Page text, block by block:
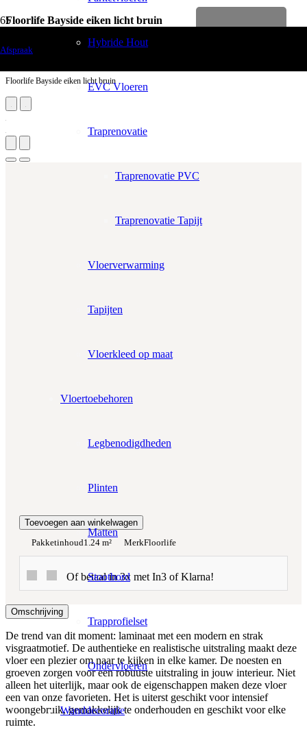
Afspraak
Hybride Hout
EVC Vloeren
Traprenovatie
Traprenovatie PVC
Traprenovatie Tapijt
Vloerverwarming
Tapijten
Vloerkleed op maat
Vloertoebehoren
Legbenodigdheden
Plinten
Matten
Stootbord
Trapprofielset
Ondervloeren
Wanddecoratie
Floorlife Bayside eiken licht bruin
Floorlife Bayside eiken licht bruin
Wil je ook bijpassende plakplinten erbij?
Werkelijke m²:
Toevoegen aan winkelwagen
Pakketinhoud1.24 m² MerkFloorlife
Of betaal in 3x met In3 of Klarna!
Omschrijving
De trend van dit moment: laminaat met een modern en strak
visgraatmotief. De authentieke en realistische uitstraling maakt deze
vloer een plezier om naar te kijken in elke kamer. De noesten en
groeven zorgen voor een robuuste uitstraling in jouw interieur. Niet
alleen het uiterlijk, maar ook de eigenschappen maken deze vloer
een van onze favorieten. Het is uiterst geschikt voor intensief
woongebruik, gemakkelijk te onderhouden en geschikt voor elke
ruimte.